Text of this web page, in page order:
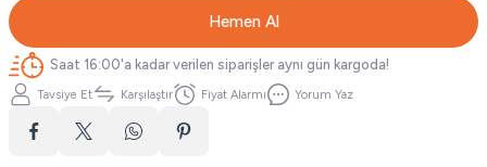
Hemen Al
Saat 16:00'a kadar verilen siparişler aynı gün kargoda!
Tavsiye Et Karşılaştır Fiyat Alarmı Yorum Yaz